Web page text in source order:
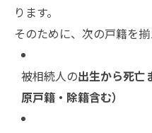
ります。
そのために、次の戸籍を
被相続人の出生から死亡
原戸籍・除籍含む）